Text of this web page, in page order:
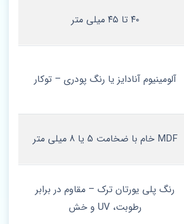
۴۰ تا ۴۵ میلی‌ متر
آلومینیوم آنادایز یا رنگ پودری – توکار
MDF خام با ضخامت 5 یا 8 میلی‌ متر
رنگ پلی‌ یورتان ترک – مقاوم در برابر
رطوبت، UV و خش